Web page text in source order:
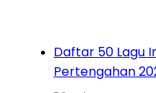
Daftar 50 Lagu
Pertengahan